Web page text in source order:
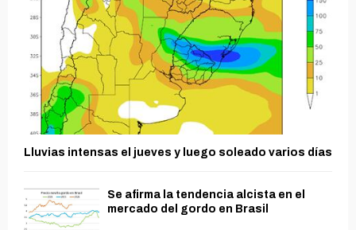
Lluvias intensas el jueves y luego soleado varios días
Se afirma la tendencia alcista en el
mercado del gordo en Brasil